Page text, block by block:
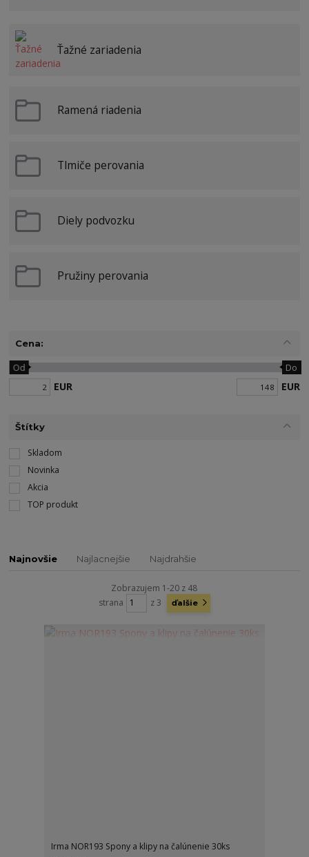
Ťažné zariadenia
Ramená riadenia
Tlmiče perovania
Diely podvozku
Pružiny perovania
Cena:
EUR
Od Do
EUR
Štítky
Skladom
Novinka
Akcia
TOP produkt
Najnovšie Najlacnejšie Najdrahšie
Zobrazujem 1-20 z 48
strana
z 3 ďalšie
Irma NOR193 Spony a klipy na čalúnenie 30ks